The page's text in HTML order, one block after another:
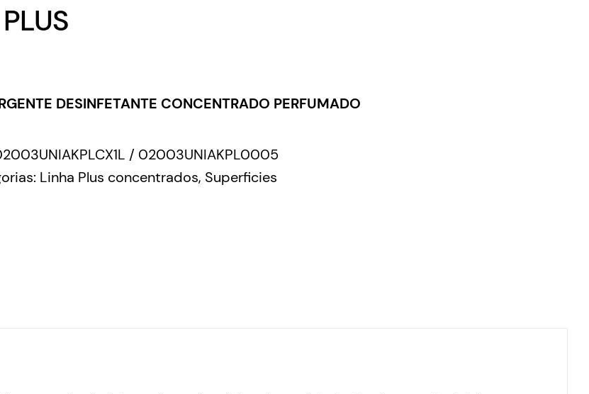
DESINFETANTE CONCENTRADO PERFUMADO
/ 02003UNIAKPL0005
Linha Plus concentrados, Superficies